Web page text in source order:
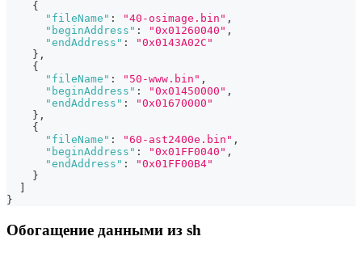
{
"fileName" : "40-osimage.bin" ,
"beginAddress" : "0x01260040" ,
"endAddress" :
"0x0143A02C"
} ,
{
"fileName" : "50-www.bin" ,
"beginAddress" : "0x01450000" ,
"endAddress" :
"0x01670000"
} ,
{
"fileName" : "60-ast2400e.bin" ,
"beginAddress" : "0x01FF0040" ,
"endAddress" :
"0x01FF00B4"
}
}
Обогащение данными из sh